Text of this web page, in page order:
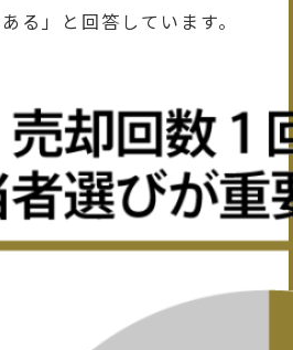
る」と回答しています。